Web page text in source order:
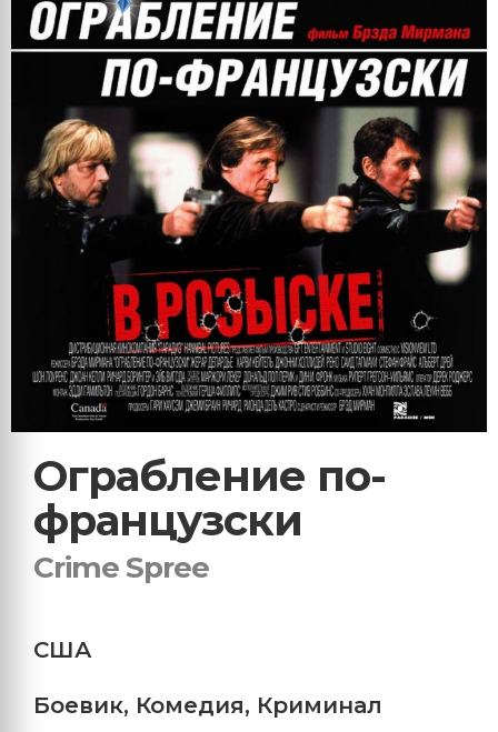
Ограбление по-
французски
Crime Spree
США
Боевик, Комедия, Криминал